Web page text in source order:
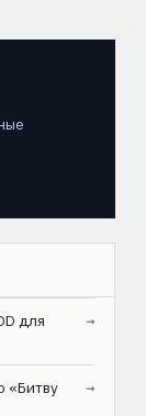
для
→
«Битву
→